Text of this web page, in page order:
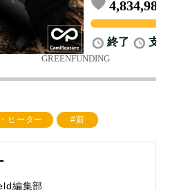
ヒーター #薪
編集部